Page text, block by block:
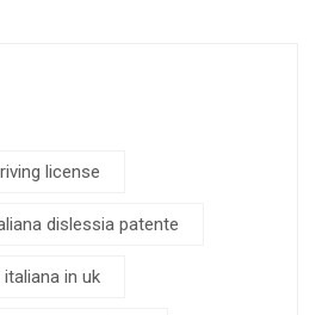
license
dislessia patente
in uk